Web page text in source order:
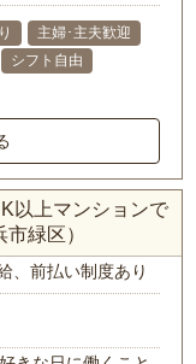
主婦･主夫歓迎
シフト自由
以上マンションで
緑区）
、前払い制度あり